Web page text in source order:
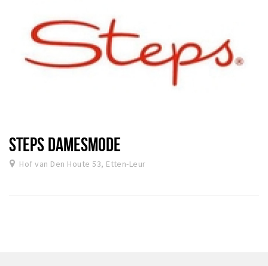
STEPS DAMESMODE
Hof van Den Houte 53, Etten-Leur